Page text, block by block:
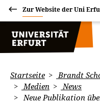
Zur Website der Uni
Startseite Brandt
Medien
News
Neue Publikation